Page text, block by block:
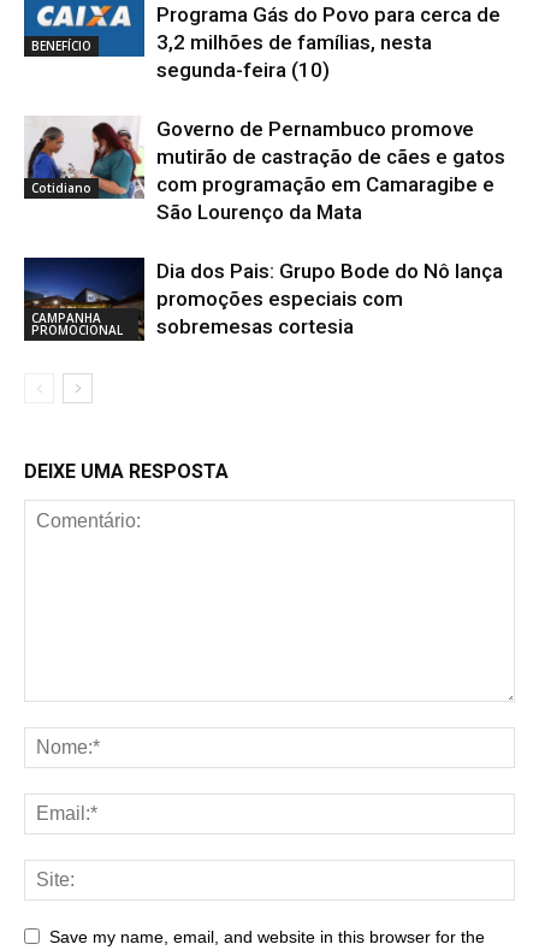
BENEFÍCIO
Programa Gás do Povo para cerca de
3,2 milhões de famílias, nesta
segunda-feira (10)
Cotidiano
Governo de Pernambuco promove
mutirão de castração de cães e gatos
com programação em Camaragibe e
São Lourenço da Mata
CAMPANHA
PROMOCIONAL
Dia dos Pais: Grupo Bode do Nô lança
promoções especiais com
sobremesas cortesia
DEIXE UMA RESPOSTA
Save my name, email, and website in this browser for the